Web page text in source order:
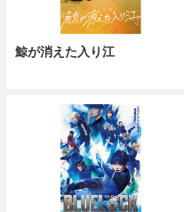
鯨が消えた入り江